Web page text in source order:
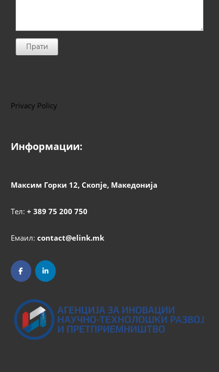
Прати
Privacy Policy
Информации:
Максим Горки 12, Скопје, Македонија
Тел: + 389 75 200 750
Емаил: contact@elink.mk